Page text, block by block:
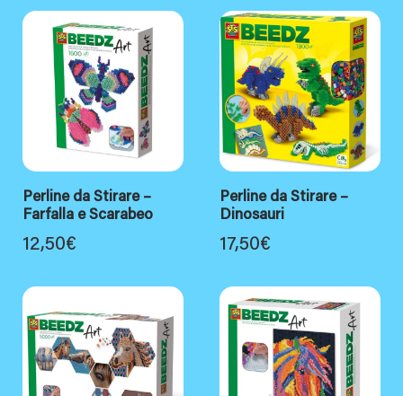
Perline da Stirare –
Farfalla e Scarabeo
12,50€
Perline da Stirare –
Dinosauri
17,50€